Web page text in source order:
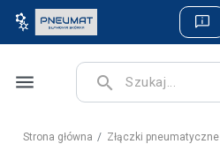
menu search
Strona główna Złączki pneumatyczne